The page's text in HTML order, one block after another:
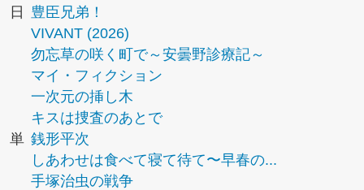
日
豊臣兄弟！
VIVANT (2026)
勿忘草の咲く町で～安曇野診療記～
マイ・フィクション
一次元の挿し木
キスは捜査のあとで
単 銭形平次
しあわせは食べて寝て待て〜早春の...
手塚治虫の戦争